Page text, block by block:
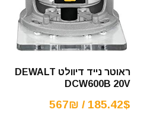
ראוטר נייד דיוולט DEWALT
DCW600B 20V
185.42$ / 567₪